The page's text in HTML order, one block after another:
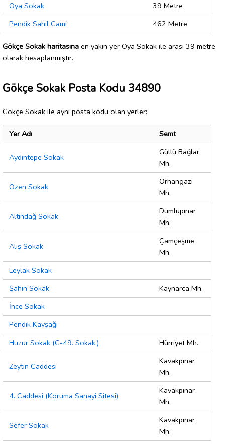
Oya Sokak
39 Metre
Pendik Sahil Cami
462 Metre
Gökçe Sokak haritasına en yakın yer Oya Sokak ile arası 39 metre
olarak hesaplanmıştır.
Gökçe Sokak Posta Kodu 34890
Gökçe Sokak ile aynı posta kodu olan yerler:
Yer Adı Semt
Aydıntepe Sokak
Güllü Bağlar
Mh.
Özen Sokak
Orhangazi
Mh.
Altındağ Sokak
Dumlupınar
Mh.
Alış Sokak
Çamçeşme
Mh.
Leylak Sokak
Şahin Sokak
Kaynarca Mh.
İnce Sokak
Pendik Kavşağı
Huzur Sokak (G-49. Sokak.)
Hürriyet Mh.
Zeytin Caddesi
Kavakpınar
Mh.
4. Caddesi (Koruma Sanayi Sitesi)
Kavakpınar
Mh.
Sefer Sokak
Kavakpınar
Mh.